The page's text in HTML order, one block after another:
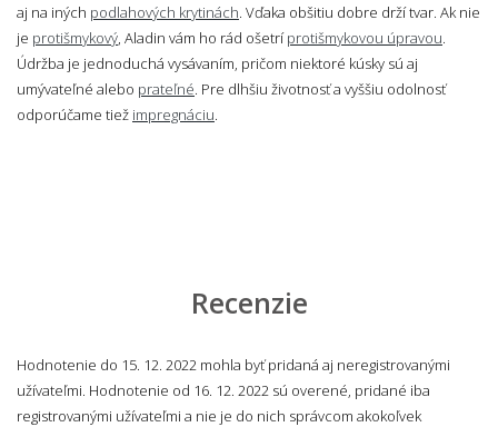
aj na iných podlahových krytinách . Vďaka obšitiu dobre drží tvar. Ak nie
je protišmykový , Aladin vám ho rád ošetríprotišmykovou úpravou
Údržba je jednoduchá vysávaním, pričom niektoré kúsky sú aj
umývateľné alebo prateľné . Pre dlhšiu životnosť a vyššiu odolnosť
odporúčame tiež impregnáciu
Recenzie
Hodnotenie do 15. 12. 2022 mohla byť pridaná aj neregistrovanými
užívateľmi. Hodnotenie od 16. 12. 2022 sú overené, pridané iba
registrovanými užívateľmi a nie je do nich správcom akokoľvek